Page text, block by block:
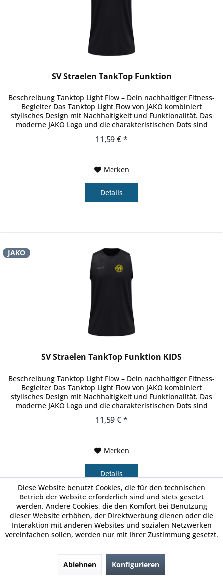
SV Straelen TankTop Funktion
Beschreibung Tanktop Light Flow – Dein nachhaltiger Fitness-
Begleiter Das Tanktop Light Flow von JAKO kombiniert
stylisches Design mit Nachhaltigkeit und Funktionalität. Das
moderne JAKO Logo und die charakteristischen Dots sind
11,59 € *
Merken
Details
JAKO
SV Straelen TankTop Funktion KIDS
Beschreibung Tanktop Light Flow – Dein nachhaltiger Fitness-
Begleiter Das Tanktop Light Flow von JAKO kombiniert
stylisches Design mit Nachhaltigkeit und Funktionalität. Das
moderne JAKO Logo und die charakteristischen Dots sind
11,59 € *
Merken
Details
JAKO
Diese Website benutzt Cookies, die für den technischen
Betrieb der Website erforderlich sind und stets gesetzt
werden. Andere Cookies, die den Komfort bei Benutzung
dieser Website erhöhen, der Direktwerbung dienen oder die
Interaktion mit anderen Websites und sozialen Netzwerken
vereinfachen sollen, werden nur mit Ihrer Zustimmung gesetzt.
Ablehnen Konfigurieren